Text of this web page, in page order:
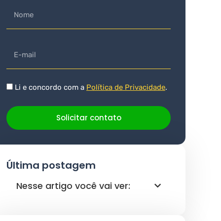
Li e concordo com a Política de Privacidade.
Solicitar contato
Última postagem
Nesse artigo você vai ver: